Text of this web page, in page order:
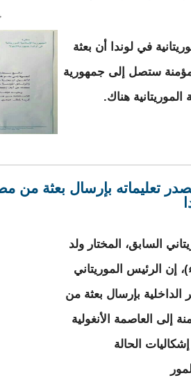
في لوندا أن بعثة
ستصل إلى جمهورية
الموريتانية هناك.
تعليماته بإرسال بعثة من
السابق، المختار ولد
إن الرئيس الموريتاني
الداخلية بإرسال بعثة من
إلى العاصمة الأنغولية
الحالة